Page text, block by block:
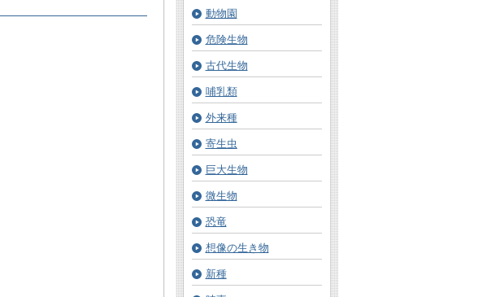
動物園
危険生物
古代生物
哺乳類
外来種
寄生虫
巨大生物
微生物
恐竜
想像の生き物
新種